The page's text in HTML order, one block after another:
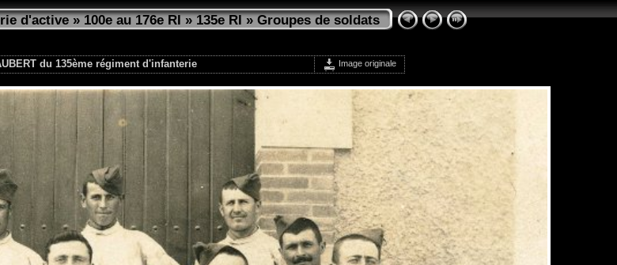
d'active»100e au 176e RI»135e RI»Groupes de soldats
du 135ème régiment d'infanterie Image originale